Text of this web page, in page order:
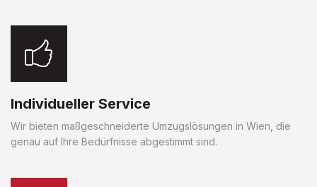
Individueller Service
Wir bieten maßgeschneiderte Umzugslösungen in Wien, die
genau auf Ihre Bedürfnisse abgestimmt sind.